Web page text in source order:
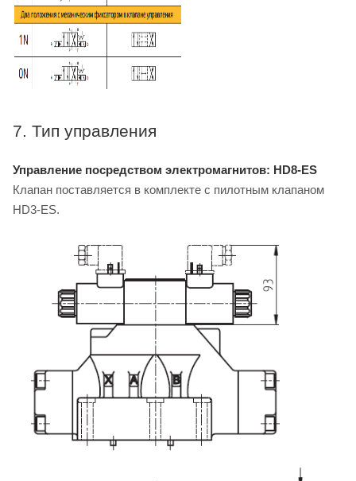
7. Тип управления
Управление посредством электромагнитов: HD8-ES
Клапан поставляется в комплекте с пилотным клапаном
HD3-ES.